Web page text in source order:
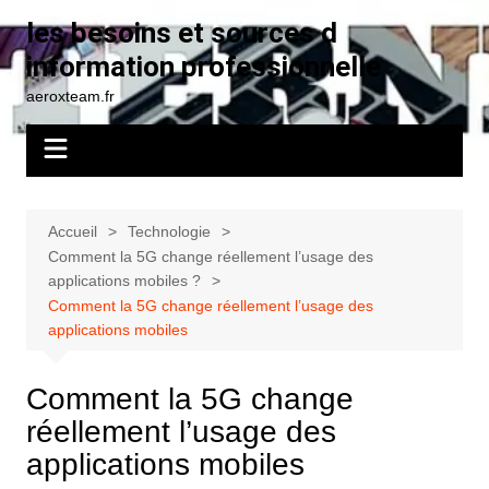
au
contenu
les besoins et sources d
information professionnelle
aeroxteam.fr
Accueil
Technologie
Comment la 5G change réellement l’usage des
applications mobiles ?
Comment la 5G change réellement l’usage des
applications mobiles
Comment la 5G change
réellement l’usage des
applications mobiles